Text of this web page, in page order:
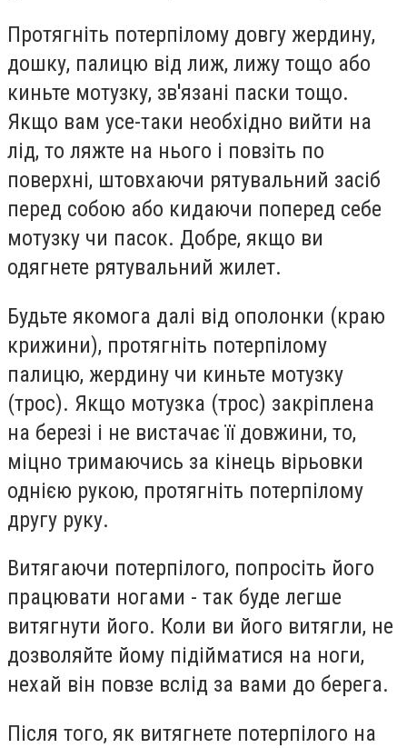
Протягніть потерпілому довгу жердину,
дошку, палицю від лиж, лижу тощо або
киньте мотузку, зв'язані паски тощо.
Якщо вам усе-таки необхідно вийти на
лід, то ляжте на нього і повзіть по
поверхні, штовхаючи рятувальний засіб
перед собою або кидаючи поперед себе
мотузку чи пасок. Добре, якщо ви
одягнете рятувальний жилет.
Будьте якомога далі від ополонки (краю
крижини), протягніть потерпілому
палицю, жердину чи киньте мотузку
(трос). Якщо мотузка (трос) закріплена
на березі і не вистачає її довжини, то,
міцно тримаючись за кінець вірьовки
однією рукою, протягніть потерпілому
другу руку.
Витягаючи потерпілого, попросіть його
працювати ногами - так буде легше
витягнути його. Коли ви його витягли, не
дозволяйте йому підійматися на ноги,
нехай він повзе вслід за вами до берега.
Після того, як витягнете потерпілого на